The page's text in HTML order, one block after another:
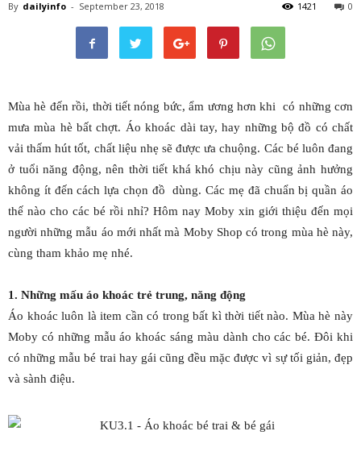
By dailyinfo - September 23, 2018 0
1421
Mùa hè đến rồi, thời tiết nóng bức, ẩm ương hơn khi có những cơn
mưa mùa hè bất chợt. Áo khoác dài tay, hay những bộ đồ có chất
vải thấm hút tốt, chất liệu nhẹ sẽ được ưa chuộng. Các bé luôn đang
ở tuổi năng động, nên thời tiết khá khó chịu này cũng ảnh hưởng
không ít đến cách lựa chọn đồ dùng. Các mẹ đã chuẩn bị quần áo
thế nào cho các bé rồi nhỉ? Hôm nay Moby xin giới thiệu đến mọi
người những mẫu áo mới nhất mà Moby Shop có trong mùa hè này,
cùng tham khảo mẹ nhé.
1. Những mấu áo khoác trẻ trung, năng động
Áo khoác luôn là item cần có trong bất kì thời tiết nào. Mùa hè này
Moby có những mẫu áo khoác sáng màu dành cho các bé. Đôi khi
có những mẫu bé trai hay gái cũng đều mặc được vì sự tối giản, đẹp
và sành điệu.